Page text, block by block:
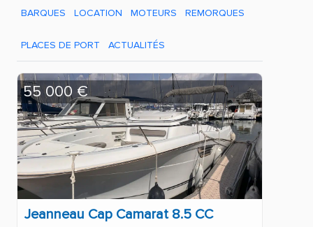
BARQUES LOCATION MOTEURS REMORQUES
PLACES DE PORT ACTUALITÉS
Jeanneau Cap Camarat 8.5 CC
55 000 €